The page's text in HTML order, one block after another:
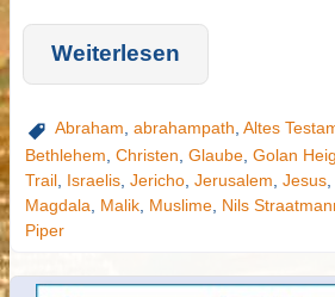
Weiterlesen
Abraham, abrahampath, Altes
Bethlehem Christen Glaube, Golan
Trail, Israelis, Jericho, Jerusalem Jesus,
Magdala
Malik, Muslime, Nils
Piper